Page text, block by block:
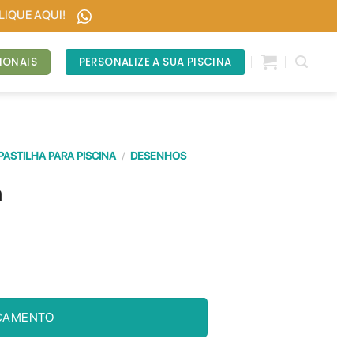
AQUI!
PERSONALIZE A SUA PISCINA
PARA PISCINA / DESENHOS